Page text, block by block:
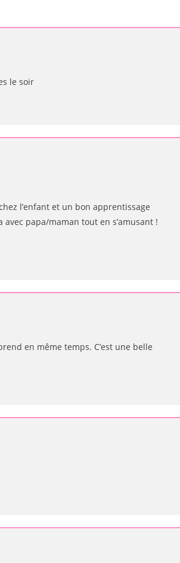
le soir
l’enfant et un bon apprentissage
papa/maman tout en s’amusant !
en même temps. C’est une belle